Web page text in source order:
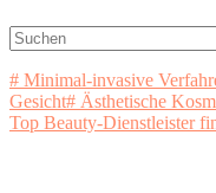
# Minimal-invasive
Gesicht# Ästhetische
Top Beauty-Dienstleister